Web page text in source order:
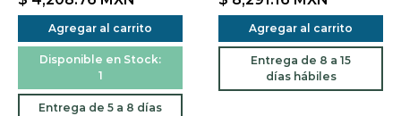
Agregar al carrito
Disponible en Stock:
1
Entrega de 5 a 8 días
Agregar al carrito
Entrega de 8 a 15
días hábiles